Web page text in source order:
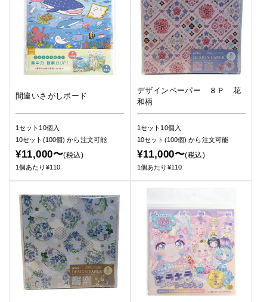
間違いさがしボード
1セット10個入
10セット(100個)から注文可能
¥11,000〜(税込)
1個あたり¥110
デザインペーパー ８Ｐ 花
和柄
1セット10個入
10セット(100個)から注文可能
¥11,000〜(税込)
1個あたり¥110